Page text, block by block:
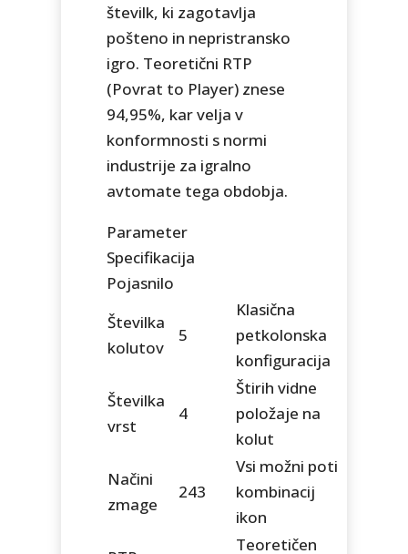
številk, ki zagotavlja
pošteno in nepristransko
igro. Teoretični RTP
(Povrat to Player) znese
94,95%, kar velja v
konformnosti s normi
industrije za igralno
avtomate tega obdobja.
Parameter
Specifikacija
Pojasnilo
Številka
kolutov
5
Klasična
petkolonska
konfiguracija
Številka
vrst
4
Štirih vidne
položaje na
kolut
Načini
zmage
243
Vsi možni poti
kombinacij
ikon
Teoretičen